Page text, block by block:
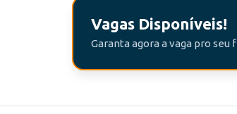
Vagas Disponíveis!
Garanta agora a vaga pro seu